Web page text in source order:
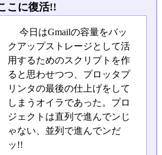
こに復活!!
今日はGmailの容量をバッ
クアップストレージとして活
用するためのスクリプトを作
ると思わせつつ、プロッタプ
リンタの最後の仕上げをして
しまうオイラであった。プロ
ジェクトは直列で進んでンじ
ゃない、並列で進んでンだ
ッ!!